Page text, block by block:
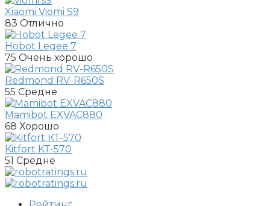
Xiaomi Viomi S9
83 Отлично
Hobot Legee 7
75 Очень хорошо
Redmond RV-R650S
55 Средне
Mamibot EXVAC880
68 Хорошо
Kitfort KT-570
51 Средне